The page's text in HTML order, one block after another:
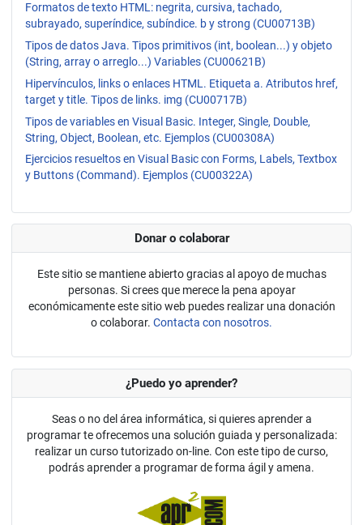
Formatos de texto HTML: negrita, cursiva, tachado,
subrayado, superíndice, subíndice. b y strong (CU00713B)
Tipos de datos Java. Tipos primitivos (int, boolean...) y objeto
(String, array o arreglo...) Variables (CU00621B)
Hipervínculos, links o enlaces HTML. Etiqueta a. Atributos href,
target y title. Tipos de links. img (CU00717B)
Tipos de variables en Visual Basic. Integer, Single, Double,
String, Object, Boolean, etc. Ejemplos (CU00308A)
Ejercicios resueltos en Visual Basic con Forms, Labels, Textbox
y Buttons (Command). Ejemplos (CU00322A)
Donar o colaborar
Este sitio se mantiene abierto gracias al apoyo de muchas
personas. Si crees que merece la pena apoyar
económicamente este sitio web puedes realizar una donación
o colaborar. Contacta con nosotros.
¿Puedo yo aprender?
Seas o no del área informática, si quieres aprender a
programar te ofrecemos una solución guiada y personalizada:
realizar un curso tutorizado on-line. Con este tipo de curso,
podrás aprender a programar de forma ágil y amena.